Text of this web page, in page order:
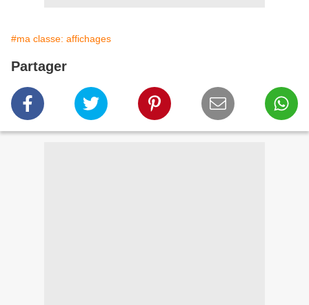
#ma classe: affichages
Partager